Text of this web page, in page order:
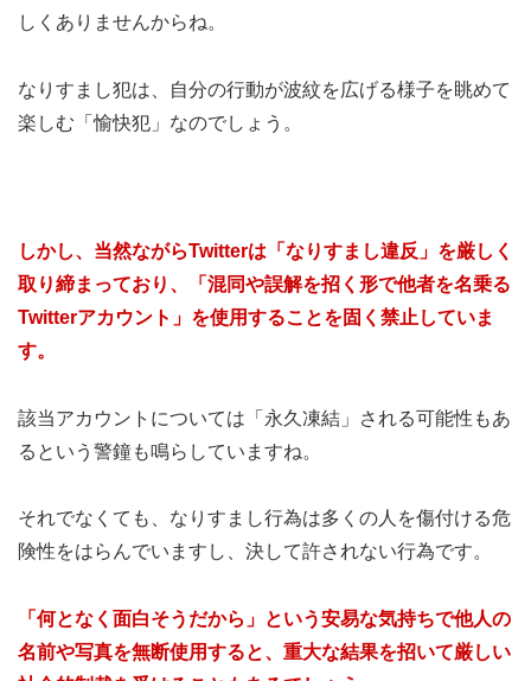
しくありませんからね。
なりすまし犯は、自分の行動が波紋を広げる様子を眺めて
楽しむ「愉快犯」なのでしょう。
しかし、当然ながらTwitterは「なりすまし違反」を厳しく
取り締まっており、「混同や誤解を招く形で他者を名乗る
Twitterアカウント」を使用することを固く禁止していま
す。
該当アカウントについては「永久凍結」される可能性もあ
るという警鐘も鳴らしていますね。
それでなくても、なりすまし行為は多くの人を傷付ける危
険性をはらんでいますし、決して許されない行為です。
「何となく面白そうだから」という安易な気持ちで他人の
名前や写真を無断使用すると、重大な結果を招いて厳しい